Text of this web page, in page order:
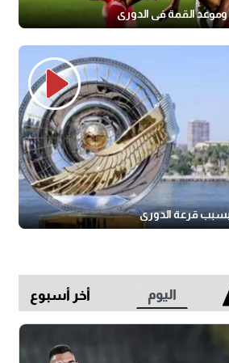
القمة في الدوري
بسبب قرعة الدوري
اليوم أخر أسبوع